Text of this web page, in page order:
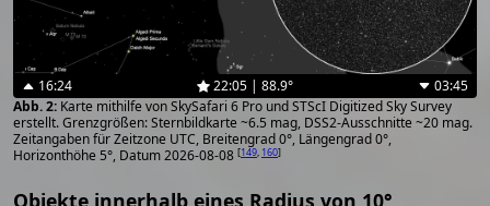
16:24 22:05 | 88.9°
03:45
Karte mithilfe von SkySafari 6 Pro und STScI Digitized Sky Survey
erstellt. Grenzgrößen: Sternbildkarte ~6.5 mag, DSS2-Ausschnitte ~20 mag.
Zeitangaben für Zeitzone UTC, Breitengrad 0°, Längengrad 0°,
Horizonthöhe 5°, Datum 2026-08-08 [149 160]
Objekte innerhalb eines Radius von 10°